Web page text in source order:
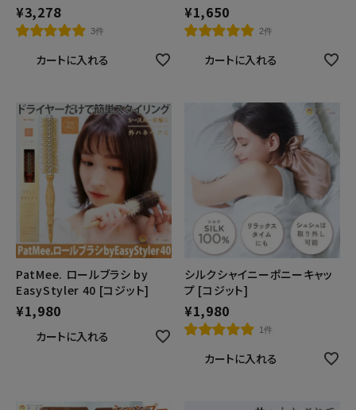
¥3,278
3件
カートに入れる
¥1,650
2件
カートに入れる
PatMee. ロールブラシ by
EasyStyler 40 [コジット]
¥1,980
カートに入れる
シルクシャイニーポニーキャッ
プ [コジット]
¥1,980
1件
カートに入れる